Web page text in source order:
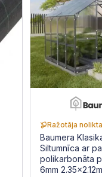
Ražotāja
Baumera
Siltumnīca ar
polikarbonāta
6mm